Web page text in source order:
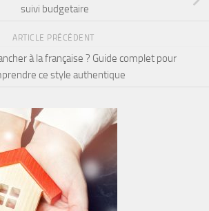
suivi budgetaire
ARTICLE PRÉCÉDENT
à la française ? Guide complet pour
ce style authentique